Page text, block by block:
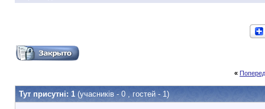
«
Тут присутні: 1 (учасників - 0 , гостей - 1)